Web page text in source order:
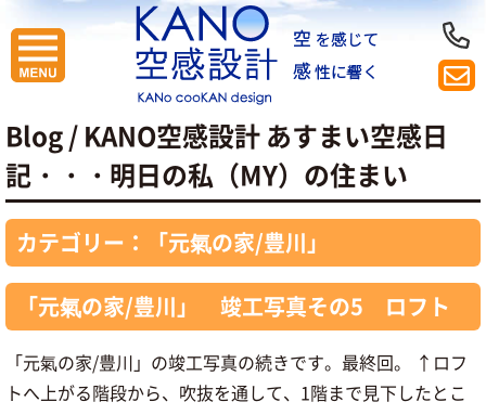
Blog / KANO空感設計 あすまい空感日
記 ・・・明日の私（MY）の住まい
カテゴリー：「元氣の家/豊川」
「元氣の家/豊川」 竣工写真その5 ロフト
「元氣の家/豊川」の竣工写真の続きです。最終回。 ↑ロフ
トへ上がる階段から、吹抜を通して、1階まで見下したとこ